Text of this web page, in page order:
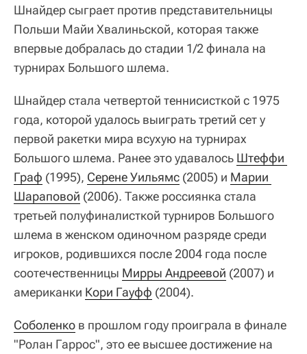
Шнайдер сыграет против представительницы
Польши Майи Хвалиньской, которая также
впервые добралась до стадии 1/2 финала на
турнирах Большого шлема.
Шнайдер стала четвертой теннисисткой с 1975
года, которой удалось выиграть третий сет у
первой ракетки мира всухую на турнирах
Большого шлема. Ранее это удавалось Штеффи
Граф (1995), Серене Уильямс (2005) и Марии
Шараповой (2006). Также россиянка стала
третьей полуфиналисткой турниров Большого
шлема в женском одиночном разряде среди
игроков, родившихся после 2004 года после
соотечественницы Мирры Андреевой (2007) и
американки Кори Гауфф (2004).
Соболенко в прошлом году проиграла в финале
"Ролан Гаррос", это ее высшее достижение на